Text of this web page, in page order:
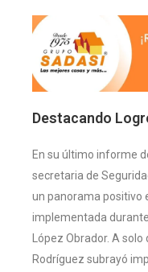
Destacando
En su último informe
secretaria de
un panorama positivo
implementada
López Obrador. A
Rodríguez subrayó